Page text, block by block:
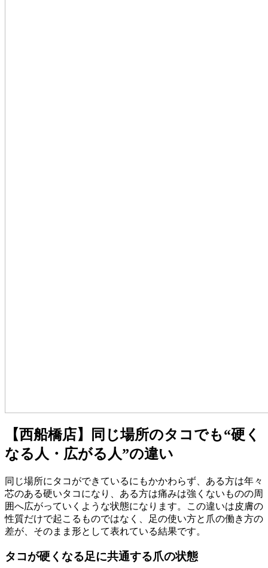
【西船橋店】同じ場所のタコでも“硬く
なる人・広がる人”の違い
同じ場所にタコができているにもかかわらず、ある方は年々
芯のある硬いタコになり、ある方は痛みは強くないものの周
囲へ広がっていくような状態になります。この違いは皮膚の
性質だけで起こるものではなく、足の使い方と爪の働き方の
差が、そのまま形として表れている結果です。
タコが硬くなる足に共通する爪の状態